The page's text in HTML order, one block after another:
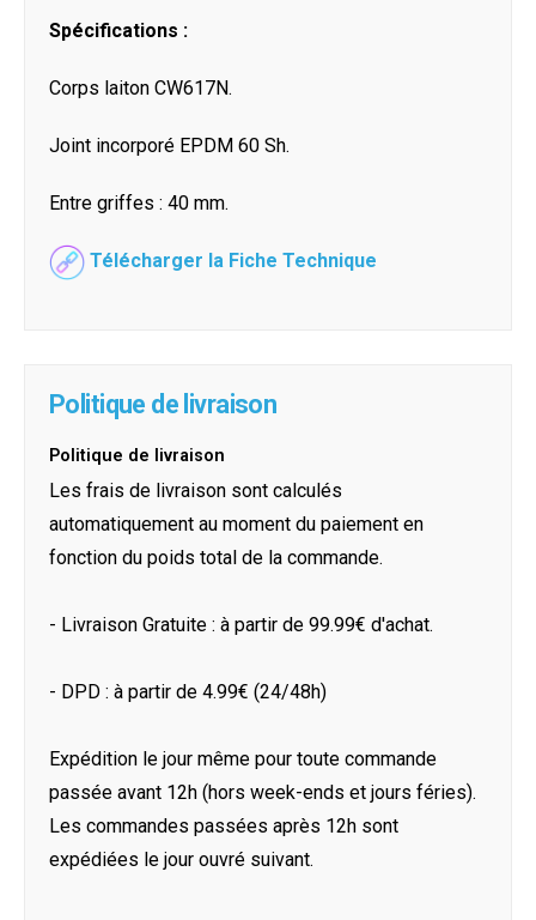
Spécifications :
Corps laiton CW617N.
Joint incorporé EPDM 60 Sh.
Entre griffes : 40 mm.
Télécharger la Fiche Technique
Politique de livraison
Politique de livraison
Les frais de livraison sont calculés
automatiquement au moment du paiement en
fonction du poids total de la commande.
- Livraison Gratuite : à partir de 99.99€ d'achat.
- DPD : à partir de 4.99€ (24/48h)
Expédition le jour même pour toute commande
passée avant 12h (hors week-ends et jours féries).
Les commandes passées après 12h sont
expédiées le jour ouvré suivant.